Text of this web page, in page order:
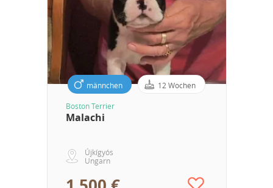
männchen 12 Wochen
Boston Terrier
Malachi
Újkígyós
Ungarn